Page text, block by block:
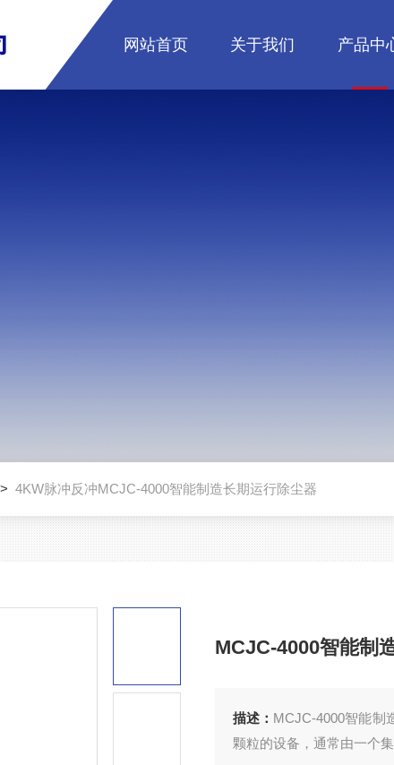
网站首页 关于我们 产品中
> 4KW脉冲反冲MCJC-4000智能制造长期运行除尘器
MCJC-4000智能制
描述： MCJC-4000智能制
颗粒的设备，通常由一个